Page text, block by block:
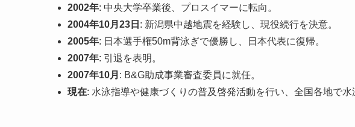
2002年: 中央大学卒業後、プロスイマーに転向。
2004年10月23日 : 新潟県中越地震を経験し、現役続行を決意。
2005年: 日本選手権50m背泳ぎで優勝し、日本代表に復帰。
2007年: 引退を表明。
2007年10月 : B&G助成事業審査委員に就任。
現在: 水泳指導や健康づくりの普及啓発活動を行い、全国各地で水